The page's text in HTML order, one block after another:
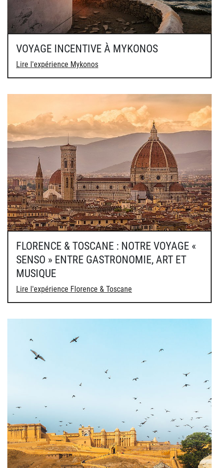
VOYAGE INCENTIVE À MYKONOS
Lire l'expérience Mykonos
FLORENCE & TOSCANE : NOTRE VOYAGE «
SENSO » ENTRE GASTRONOMIE, ART ET
MUSIQUE
Lire l'expérience Florence & Toscane